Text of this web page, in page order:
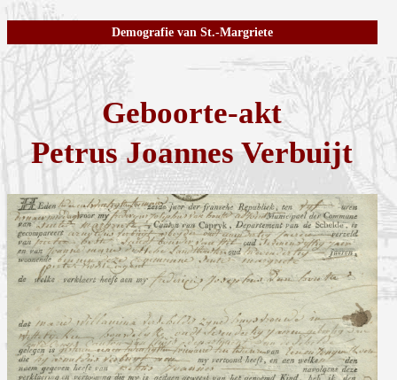
Demografie van St.-Margriete
Geboorte-akt
Petrus Joannes Verbuijt